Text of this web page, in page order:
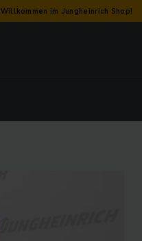
Willkommen im Jungheinrich Shop!